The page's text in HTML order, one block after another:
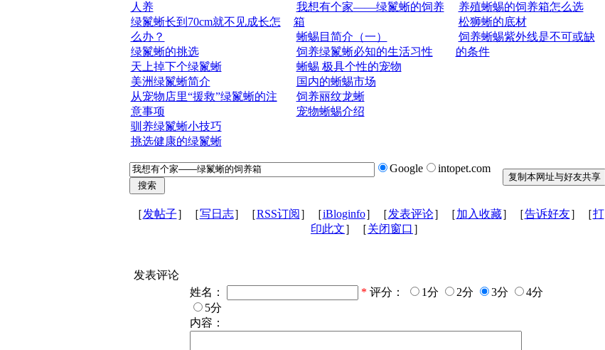
人养
绿鬣蜥长到70cm就不见成长怎
么办？
绿鬣蜥的挑选
天上掉下个绿鬣蜥
美洲绿鬣蜥简介
从宠物店里“援救”绿鬣蜥的注
意事项
驯养绿鬣蜥小技巧
挑选健康的绿鬣蜥
我想有个家——绿鬣蜥的饲养
箱
蜥蜴目简介（一）
饲养绿鬣蜥必知的生活习性
蜥蜴 极具个性的宠物
国内的蜥蜴市场
饲养丽纹龙蜥
宠物蜥蜴介绍
养殖蜥蜴的饲养箱怎么选
松狮蜥的底材
饲养蜥蜴紫外线是不可或缺
的条件
Google intopet.com
［发帖子］［写日志］［RSS订阅 ］［iBloginfo］［发表评论］［加入收藏］［告诉好友］［打
印此文］［关闭窗口 ］
发表评论
姓名：
* 评分： 1分 2分 3分
4分
5分
内容：